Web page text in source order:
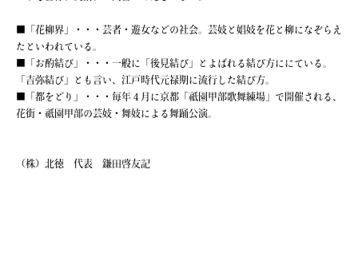
■「花柳界」・・・芸者・遊女などの社会。芸妓と娼妓を花と柳になぞらえ
たといわれている。
■「お酌結び」・・・一般に「後見結び」とよばれる結び方ににている。
「吉弥結び」とも言い、江戸時代元禄期に流行した結び方。
■「都をどり」・・・毎年４月に京都「祇園甲部歌舞練場」で開催される、
花街・祇園甲部の芸妓・舞妓による舞踊公演。
（株）北徳 代表 鎌田啓友記